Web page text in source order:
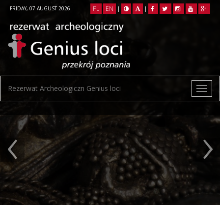
FRIDAY, 07 AUGUST 2026 PL EN | |
Rezerwat Archeologiczn Genius loci
‹ ›